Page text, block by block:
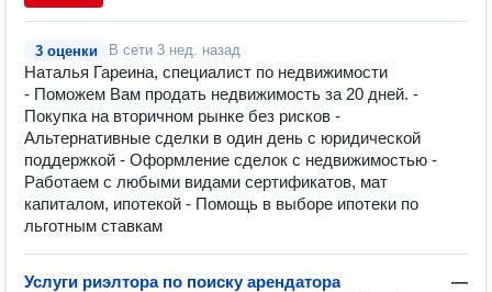
3 оценки В сети 3 нед. назад
Наталья Гареина, специалист по недвижимости
- Поможем Вам продать недвижимость за 20 дней. -
Покупка на вторичном рынке без рисков -
Альтернативные сделки в один день с юридической
поддержкой - Оформление сделок с недвижимостью -
Работаем с любыми видами сертификатов, мат
капиталом, ипотекой - Помощь в выборе ипотеки по
льготным ставкам
Услуги риэлтора по поиску арендатора
—